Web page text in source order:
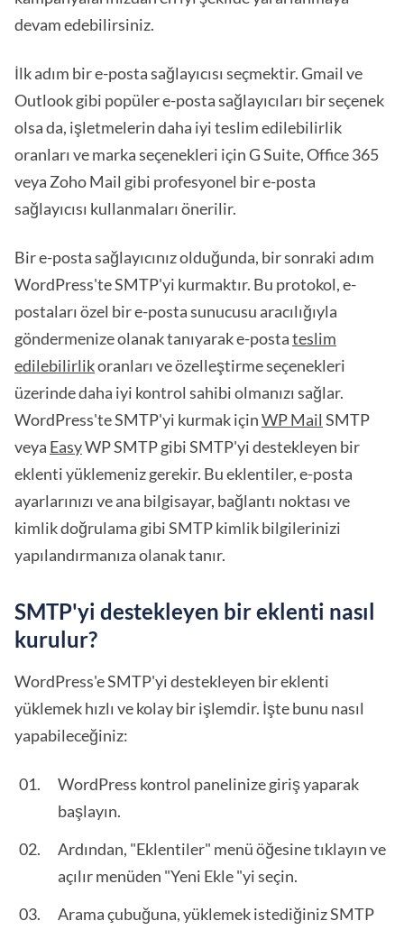
devam edebilirsiniz.
İlk adım bir e-posta sağlayıcısı seçmektir. Gmail ve
Outlook gibi popüler e-posta sağlayıcıları bir seçenek
olsa da, işletmelerin daha iyi teslim edilebilirlik
oranları ve marka seçenekleri için G Suite, Office 365
veya Zoho Mail gibi profesyonel bir e-posta
sağlayıcısı kullanmaları önerilir.
Bir e-posta sağlayıcınız olduğunda, bir sonraki adım
WordPress'te SMTP'yi kurmaktır. Bu protokol, e-
postaları özel bir e-posta sunucusu aracılığıyla
göndermenize olanak tanıyarak e-postateslim
edilebilirlikoranları ve özelleştirme seçenekleri
üzerinde daha iyi kontrol sahibi olmanızı sağlar.
WordPress'te SMTP'yi kurmak içinWP Mail SMTP
veya EasyWP SMTP gibi SMTP'yi destekleyen bir
eklenti yüklemeniz gerekir. Bu eklentiler, e-posta
ayarlarınızı ve ana bilgisayar, bağlantı noktası ve
kimlik doğrulama gibi SMTP kimlik bilgilerinizi
yapılandırmanıza olanak tanır.
SMTP'yi destekleyen bir eklenti nasıl
kurulur?
WordPress'e SMTP'yi destekleyen bir eklenti
yüklemek hızlı ve kolay bir işlemdir. İşte bunu nasıl
yapabileceğiniz:
WordPress kontrol panelinize giriş yaparak
başlayın.
Ardından, "Eklentiler" menü öğesine tıklayın ve
açılır menüden "Yeni Ekle "yi seçin.
Arama çubuğuna, yüklemek istediğiniz SMTP